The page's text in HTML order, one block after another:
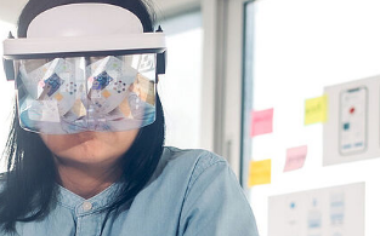
Masterstudium.